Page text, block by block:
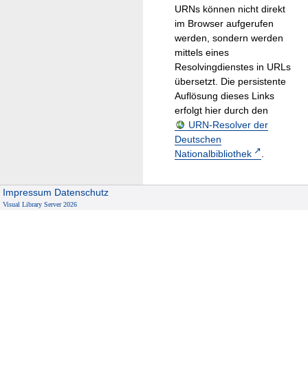
URNs können nicht direkt
im Browser aufgerufen
werden, sondern werden
mittels eines
Resolvingdienstes in URLs
übersetzt. Die persistente
Auflösung dieses Links
erfolgt hier durch den
URN-Resolver der
Deutschen
Nationalbibliothek
.
Impressum Datenschutz
Visual Library Server 2026